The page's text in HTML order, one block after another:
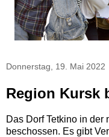
Donnerstag, 19. Mai 2022
Region Kursk
Das Dorf Tetkino in der
beschossen. Es gibt